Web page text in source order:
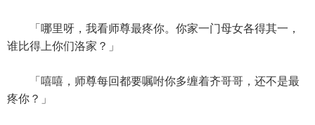
「哪里呀，我看师尊最疼你。你家一门母女各得其一，
谁比得上你们洛家？」
「嘻嘻，师尊每回都要嘱咐你多缠着齐哥哥，还不是最
疼你？」